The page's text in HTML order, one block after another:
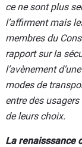
ce ne sont plus
l’affirment mais
membres du
rapport sur la
l’avènement
modes de
entre des
de leurs choix.
La renaisssance